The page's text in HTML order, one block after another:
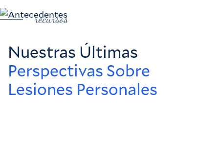
recursos
Nuestras Últimas
Perspectivas Sobre
Lesiones Personales